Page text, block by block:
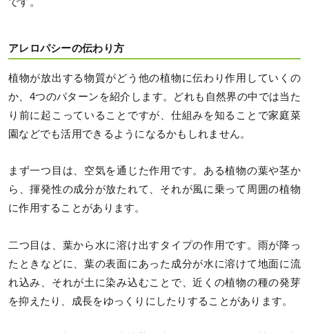
です。
アレロパシーの伝わり方
植物が放出する物質がどう他の植物に伝わり作用していくの
か、4つのパターンを紹介します。どれも自然界の中では当た
り前に起こっていることですが、仕組みを知ることで家庭菜
園などでも活用できるようになるかもしれません。
まず一つ目は、空気を通じた作用です。ある植物の葉や茎か
ら、揮発性の成分が放たれて、それが風に乗って周囲の植物
に作用することがあります。
二つ目は、葉から水に溶け出すタイプの作用です。雨が降っ
たときなどに、葉の表面にあった成分が水に溶けて地面に流
れ込み、それが土に染み込むことで、近くの植物の種の発芽
を抑えたり、成長をゆっくりにしたりすることがあります。